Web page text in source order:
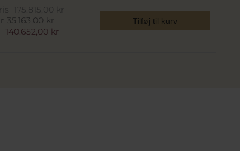
175.815,00 kr
35.163,00 kr
140.652,00 kr
Tilføj til kurv